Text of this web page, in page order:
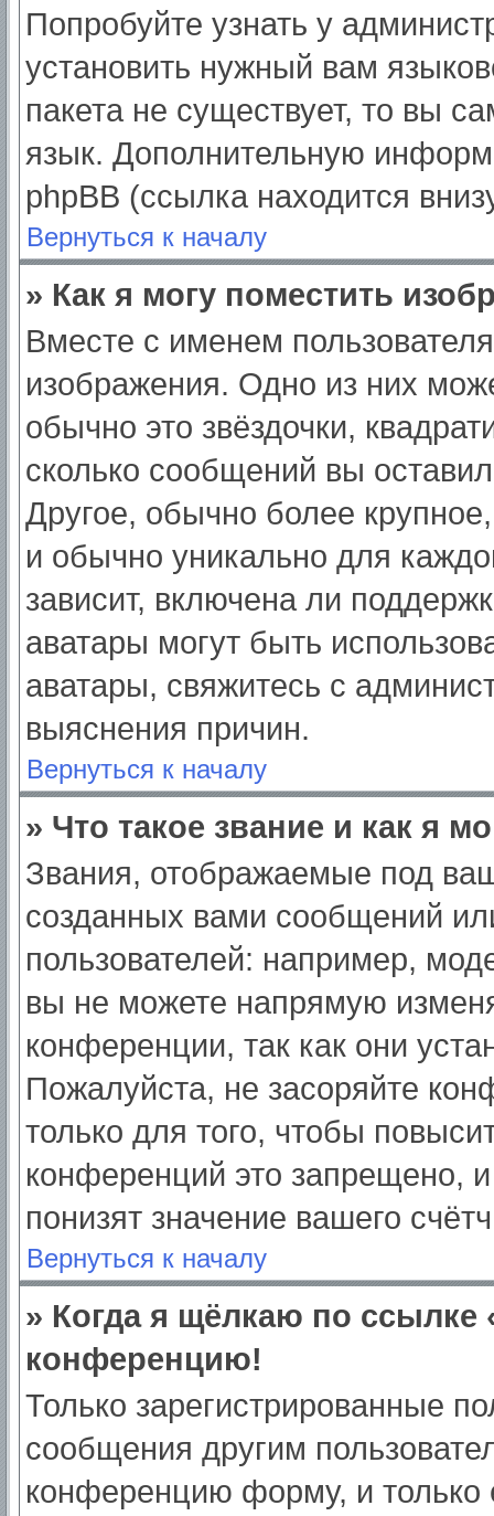
Попробуйте узнать у
установить нужный вам
пакета не существует, то вы
язык. Дополнительную
phpBB (ссылка находится
Вернуться к началу
» Как я могу поместить
Вместе с именем
изображения. Одно из них
обычно это звёздочки,
сколько сообщений вы
Другое, обычно более
и обычно уникально для
зависит, включена ли
аватары могут быть
аватары, свяжитесь с
выяснения причин.
Вернуться к началу
» Что такое звание и как я
Звания, отображаемые под
созданных вами сообщений
пользователей: например,
вы не можете напрямую
конференции, так как они
Пожалуйста, не засоряйте
только для того, чтобы
конференций это запрещено,
понизят значение вашего
Вернуться к началу
» Когда я щёлкаю по ссылке
конференцию!
Только зарегистрированные
сообщения другим
конференцию форму, и только